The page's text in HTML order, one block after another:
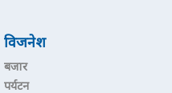
विजनेश
बजार
पर्यटन